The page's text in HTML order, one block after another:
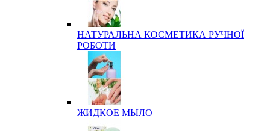
НАТУРАЛЬНА КОСМЕТИКА РУЧНОЇ
РОБОТИ
ЖИДКОЕ МЫЛО